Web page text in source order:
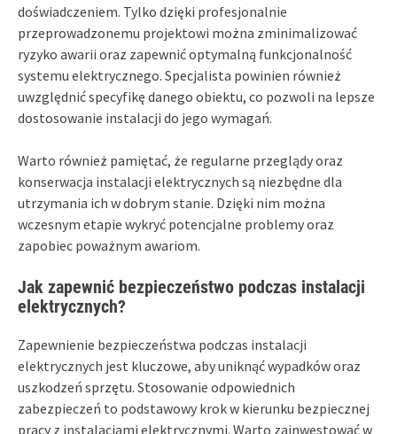
doświadczeniem. Tylko dzięki profesjonalnie
przeprowadzonemu projektowi można zminimalizować
ryzyko awarii oraz zapewnić optymalną funkcjonalność
systemu elektrycznego. Specjalista powinien również
uwzględnić specyfikę danego obiektu, co pozwoli na lepsze
dostosowanie instalacji do jego wymagań.
Warto również pamiętać, że regularne przeglądy oraz
konserwacja instalacji elektrycznych są niezbędne dla
utrzymania ich w dobrym stanie. Dzięki nim można
wczesnym etapie wykryć potencjalne problemy oraz
zapobiec poważnym awariom.
Jak zapewnić bezpieczeństwo podczas instalacji
elektrycznych?
Zapewnienie bezpieczeństwa podczas instalacji
elektrycznych jest kluczowe, aby uniknąć wypadków oraz
uszkodzeń sprzętu. Stosowanie odpowiednich
zabezpieczeń to podstawowy krok w kierunku bezpiecznej
pracy z instalacjami elektrycznymi. Warto zainwestować w